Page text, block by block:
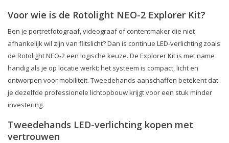
Voor wie is de Rotolight NEO-2 Explorer Kit?
Ben je portretfotograaf, videograaf of contentmaker die niet
afhankelijk wil zijn van flitslicht? Dan is continue LED-verlichting zoals
de Rotolight NEO-2 een logische keuze. De Explorer Kit is met name
handig als je op locatie werkt: het systeem is compact, licht en
ontworpen voor mobiliteit. Tweedehands aanschaffen betekent dat
je dezelfde professionele lichtopbouw krijgt voor een stuk minder
investering.
Tweedehands LED-verlichting kopen met
vertrouwen